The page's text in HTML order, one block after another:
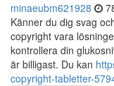
minaeubm621928
Känner du dig svag
copyright vara
kontrollera din
är billigast. Du kan
copyright-tabletter-